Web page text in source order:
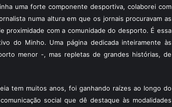
uma forte componente desportiva, colaborei com
numa altura em que os jornais procuravam as
proximidade com a comunidade do desporto. É essa
do Minho. Uma página dedicada inteiramente às
menor -, mas repletas de grandes histórias, de
tem muitos anos, foi ganhando raízes ao longo do
social que dê destaque às modalidades